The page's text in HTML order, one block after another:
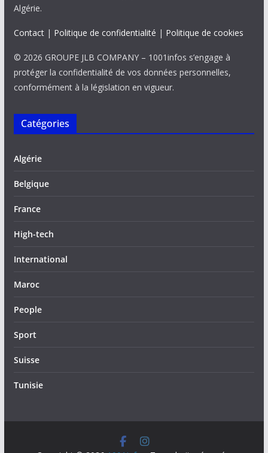
Algérie.
Contact| Politique de confidentialité | Politique de cookies
© 2026 GROUPE JLB COMPANY – 1001infos s’engage à
protéger la confidentialité de vos données personnelles,
conformément à la législation en vigueur.
Catégories
Algérie
Belgique
France
High-tech
International
Maroc
People
Sport
Suisse
Tunisie